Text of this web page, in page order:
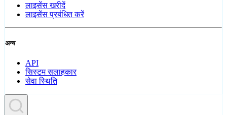
लाइसेंस खरीदें
लाइसेंस प्रबंधित करें
अन्य
API
सिस्टम सलाहकार
सेवा स्थिति